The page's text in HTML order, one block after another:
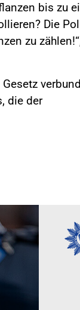
bis zu
Die
zu
die der